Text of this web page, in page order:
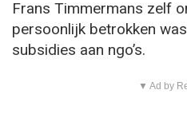
Frans Timmermans zelf
persoonlijk betrokken
subsidies aan ngo’s.
▼ Ad by